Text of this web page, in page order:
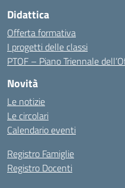
Didattica
Offerta formativa
I progetti delle classi
PTOF – Piano Triennale
Novità
Le notizie
Le circolari
Calendario eventi
Registro Famiglie
Registro Docenti